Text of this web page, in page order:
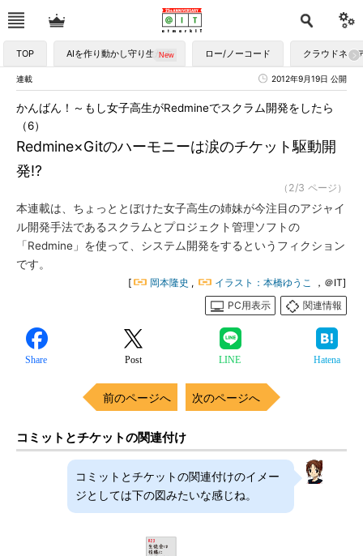
TOP AIを作り動かし守り生かす ロー/ノーコード クラウドネイ
連載 2012年9月19日 公開
Redmine×Gitのハーモニーは涙のチケット駆動開
発!?
かんばん！～もし女子高生がRedmineでスクラム開発をしたら
（6）
（2/3 ページ）
本連載は、ちょっととぼけた女子高生の姉妹が今注目のアジャイ
ル開発手法であるスクラムとプロジェクト管理ソフトの
「Redmine」を使って、システム開発をするというフィクション
です。
[ 岡本隆史 , イラスト：本橋ゆうこ
，＠IT]
PC用表示
関連情報
Share Post LINE Hatena
前のページへ 次のページへ
コミットとチケットの関連付け
コミットとチケットの関連付けのイメー
ジとしては下の図みたいな感じね。